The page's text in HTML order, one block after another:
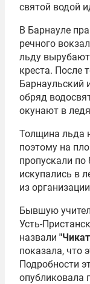
святой водой
В Барнауле
речного
льду
креста. После
Барнаульский
обряд
окунают в
Толщина льда
поэтому на
пропускали
искупались в
из организации
Бывшую
Усть-
назвали
показала, что
Подробности
опубликовала